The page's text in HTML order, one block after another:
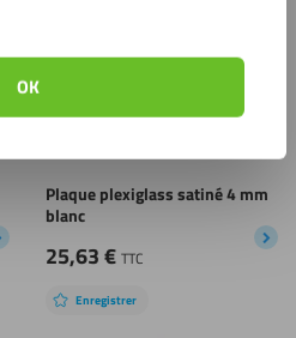
OK
Plaque plexiglass satiné 4 mm
blanc
25,63€ TTC
Enregistrer